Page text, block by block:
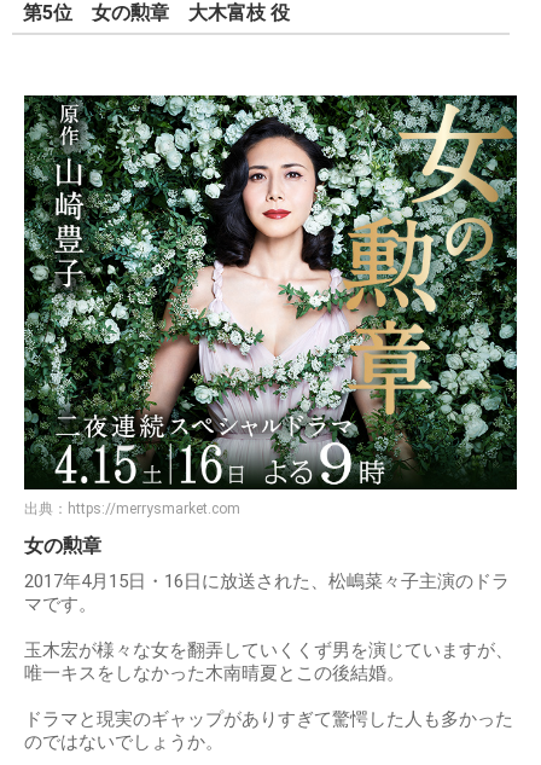
第5位 女の勲章 大木富枝 役
出典： https://merrysmarket.com
女の勲章
2017年4月15日・16日に放送された、松嶋菜々子主演のドラ
マです。
玉木宏が様々な女を翻弄していくくず男を演じていますが、
唯一キスをしなかった木南晴夏とこの後結婚。
ドラマと現実のギャップがありすぎて驚愕した人も多かった
のではないでしょうか。